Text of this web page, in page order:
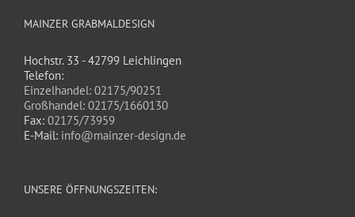
MAINZER GRABMALDESIGN
Hochstr. 33 - 42799 Leichlingen
Telefon:
Einzelhandel: 02175/90251
Großhandel: 02175/1660130
Fax: 02175/73959
E-Mail: info@mainzer-design.de
UNSERE ÖFFNUNGSZEITEN: